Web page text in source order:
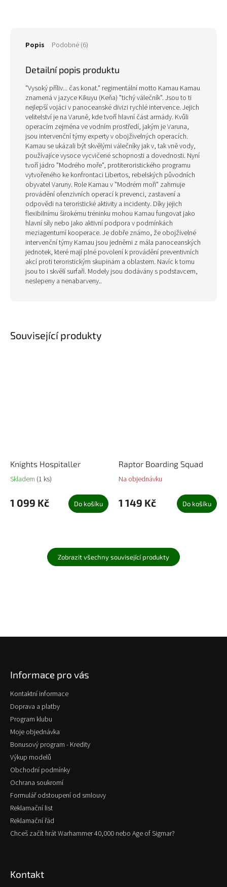
Související produkty
Knights Hospitaller
Skladem (1 ks)
1 099 Kč Do košíku
Raptor Boarding Squad
Na objednávku
1 149 Kč Do košíku
Zobrazit všechny související produkty
Popis Podobné (6)
Detailní popis produktu
"Vysoký příliv... čas konat." regimentální motto Kamau Kamau
znamená v jazyce Kikuyu (Keňa) "tichý válečník". Jsou to ti
nejlepší vojáci v panoceanské divizi rychlé intervence. Jejich
velitelství je na Varuně, kde tvoří hlavní část armády. Kvůli
operacím zejména ve vodním prostředí, jakým je Varuna,
jsou intervenční týmy experty v obojživelných operacích.
Kamau se ukázali být skvělými válečníky jak v, tak vně vody,
používajíce vysoce vycvičené schopnosti a dovednosti. Nyní
tvoří jádro "Modrého moře", protiteroristického programu
vytvořeného ke konfrontaci Libertos, rebelských původních
obyvatel Varuny. Role Kamau v "Modrém moři" zahrnuje
provádění ofenzivních operací k prevenci, zastavení a
odpovědi na teroristické aktivity a incidenty. Díky jejich
flexibilnímu širokému tréninku mohou Kamau fungovat jako
hlavní síly nebo jako aktivní podpora v podmínkách
meziagenturní kooperace. Je dobře známo, že obojživelné
intervenční týmy Kamau jsou jedněmi z mála panoceanských
jednotek, které mají plné povolení k provádění preventivních
akcí proti teroristickým skupinám a oblastem. Navíc k tomu
jsou to i skvělí surfaři. Modely jsou dodávány s podstavcem,
neslepeny a nenabarveny..
Informace pro vás
Kontaktní informace
Doprava a platby
Program klubu
Moje objednávka
Bonusový program - Kredity
Výkup modelů
Obchodní podmínky
Ochrana soukromí
Formulář odstoupení od smlouvy
Reklamační list
Reklamační řád
Chceš začít hrát Warhammer 40,000 nebo Age of Sigmar?
Kontakt